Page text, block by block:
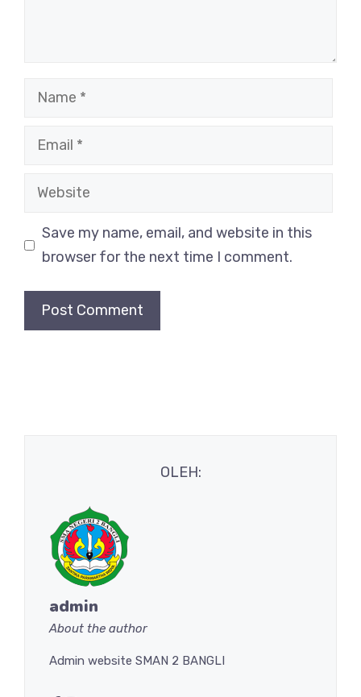
Name
Email
Website
Save my name, email, and website in this
browser for the next time I comment.
OLEH:
admin
About the author
Admin website SMAN 2 BANGLI